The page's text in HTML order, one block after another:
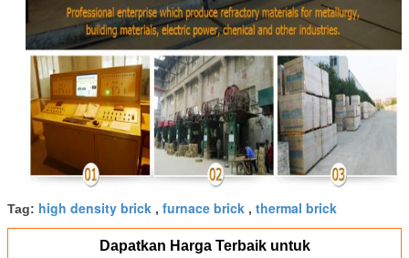
Tag: high density brick , furnace brick , thermal brick
Dapatkan Harga Terbaik untuk